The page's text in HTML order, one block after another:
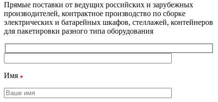
Прямые поставки от ведущих российских и зарубежных
производителей, контрактное производство по сборке
электрических и батарейных шкафов, стеллажей, контейнеров
для пакетировки разного типа оборудования
Имя